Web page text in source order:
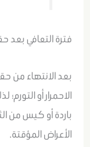
فترة التعافي بعد
بعد الانتهاء من
الاحمرار أو
باردة أو كيس من
الأعراض المؤقتة.